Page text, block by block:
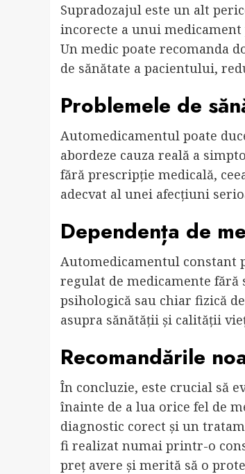
Supradozajul este un alt
incorecte a unui medicament
Un medic poate recomanda
de sănătate a pacientului,
Problemele de
Automedicamentul poate
abordeze cauza reală a
fără prescripție medicală,
adecvat al unei afecțiuni
Dependența de
Automedicamentul constant
regulat de medicamente fără
psihologică sau chiar fizică
asupra sănătății și calității
Recomandările
În concluzie, este crucial să
înainte de a lua orice fel de
diagnostic corect și un
fi realizat numai printr-o
preț avere și merită să o